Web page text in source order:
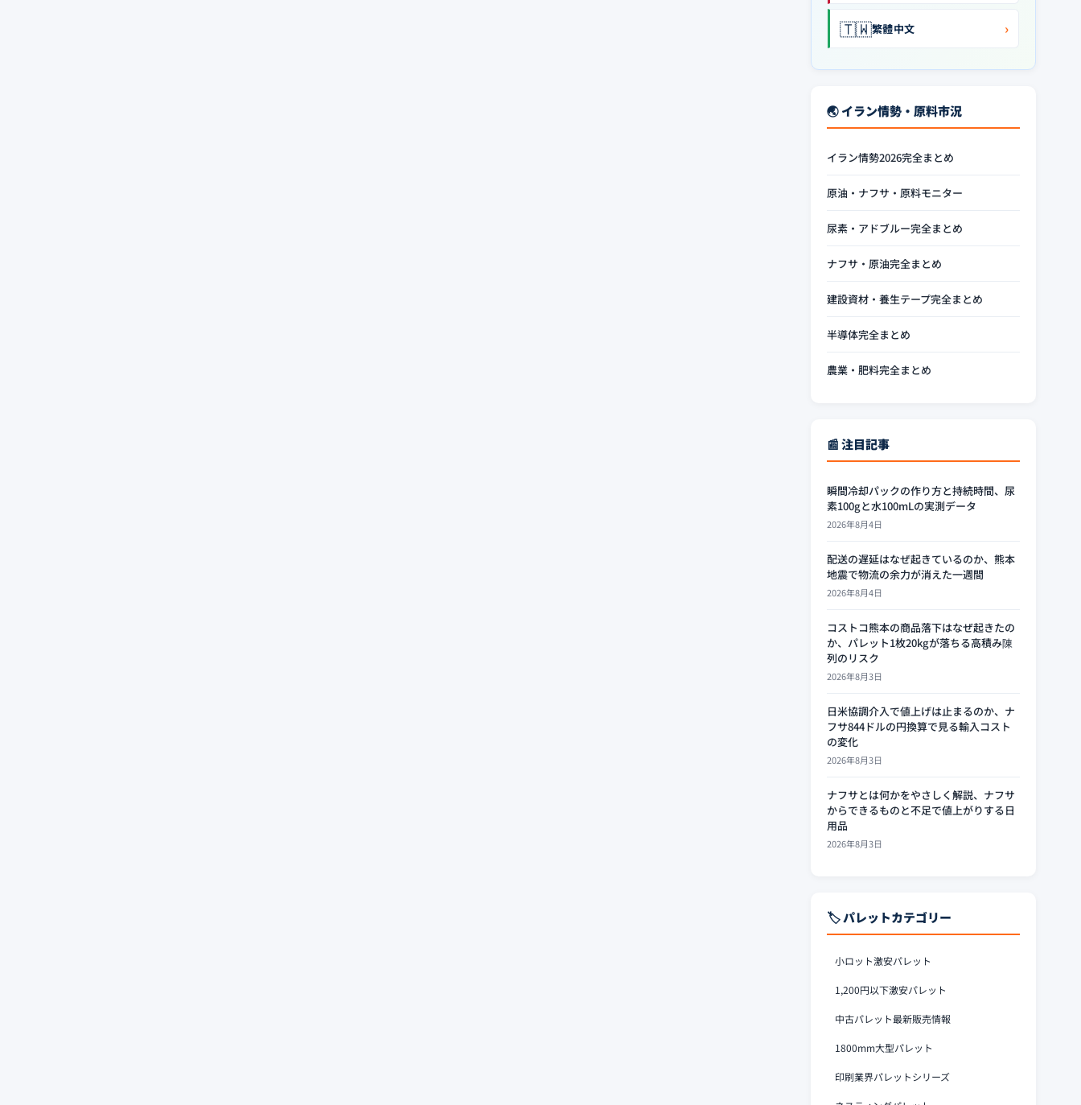
🇹🇼繁體中文 ›
🌏 イラン情勢・原料市況
イラン情勢2026完全まとめ
原油・ナフサ・原料モニター
尿素・アドブルー完全まとめ
ナフサ・原油完全まとめ
建設資材・養生テープ完全まとめ
半導体完全まとめ
農業・肥料完全まとめ
📰 注目記事
瞬間冷却パックの作り方と持続時間、尿
素100gと水100mLの実測データ
2026年8月4日
配送の遅延はなぜ起きているのか、熊本
地震で物流の余力が消えた一週間
2026年8月4日
コストコ熊本の商品落下はなぜ起きたの
か、パレット1枚20kgが落ちる高積み陳
列のリスク
2026年8月3日
日米協調介入で値上げは止まるのか、ナ
フサ844ドルの円換算で見る輸入コスト
の変化
2026年8月3日
ナフサとは何かをやさしく解説、ナフサ
からできるものと不足で値上がりする日
用品
2026年8月3日
🏷️ パレットカテゴリー
小ロット激安パレット
1,200円以下激安パレット
中古パレット最新販売情報
1800mm大型パレット
印刷業界パレットシリーズ